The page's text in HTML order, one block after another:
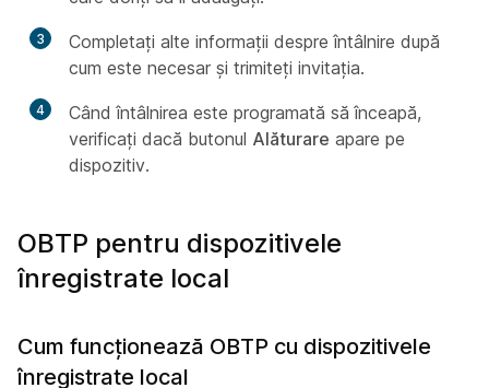
3
Completați alte informații despre întâlnire după
cum este necesar și trimiteți invitația.
4
Când întâlnirea este programată să înceapă,
verificați dacă butonul Alăturare apare pe
dispozitiv.
OBTP pentru dispozitivele
înregistrate local
Cum funcționează OBTP cu dispozitivele
înregistrate local